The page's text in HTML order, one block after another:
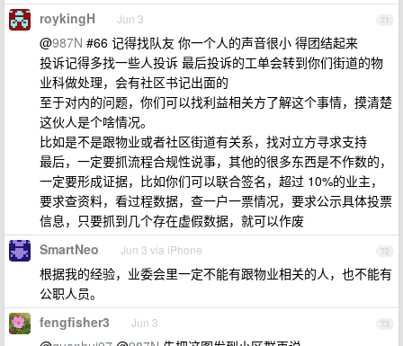
71
roykingH Jun 3
@987N #66 记得找队友 你一个人的声音很小 得团结起来
投诉记得多找一些人投诉 最后投诉的工单会转到你们街道的物
业科做处理，会有社区书记出面的
至于对内的问题，你们可以找利益相关方了解这个事情，摸清楚
这伙人是个啥情况。
比如是不是跟物业或者社区街道有关系，找对立方寻求支持
最后，一定要抓流程合规性说事，其他的很多东西是不作数的，
一定要形成证据，比如你们可以联合签名，超过 10%的业主，
要求查资料，看过程数据，查一户一票情况，要求公示具体投票
信息，只要抓到几个存在虚假数据，就可以作废
72
SmartNeo Jun 3 via iPhone
根据我的经验，业委会里一定不能有跟物业相关的人，也不能有
公职人员。
73
fengfisher3 Jun 3